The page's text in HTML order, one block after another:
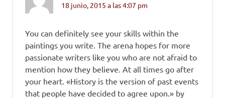
18 junio, 2015 a las 4:07 pm
You can definitely see your skills within the
paintings you write. The arena hopes for more
passionate writers like you who are not afraid to
mention how they believe. At all times go after
your heart. «History is the version of past events
that people have decided to agree upon.» by